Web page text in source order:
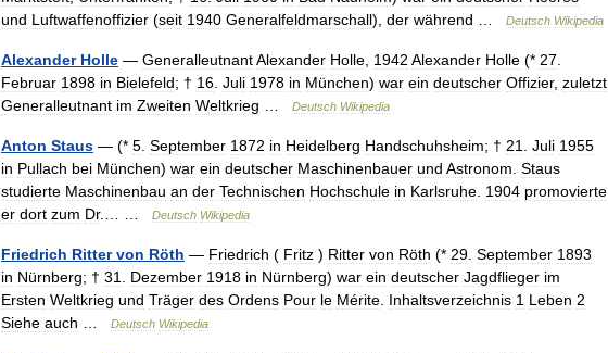
und Luftwaffenoffizier (seit 1940 Generalfeldmarschall), der während Deutsch Wikipedia
Alexander Holle — GeneralleutnantAlexander Holle 1942 Alexander Holle (* 27
Februar 1898 in Bielefeld; † 16 Juli 1978 in München) war ein deutscher Offizier, zuletzt
Generalleutnant im Zweiten Weltkrieg Deutsch Wikipedia
Anton Staus — (* 5 September 1872 in Heidelberg Handschuhsheim; † 21 Juli 1955
in Pullach bei München) war ein deutscher Maschinenbauer und Astronom Staus
studierte Maschinenbau an der Technischen Hochschule in Karlsruhe 1904 promovierte
er dort zum Dr.… … Deutsch Wikipedia
Friedrich Ritter von Röth — Friedrich ( Fritz ) Ritter von Röth (* 29 September 1893
in Nürnberg; † 31 Dezember 1918 in Nürnberg) war ein deutscher Jagdflieger im
Ersten Weltkrieg und Träger des Ordens Pour le Mérite Inhaltsverzeichnis 1 Leben 2
Siehe auch Deutsch Wikipedia